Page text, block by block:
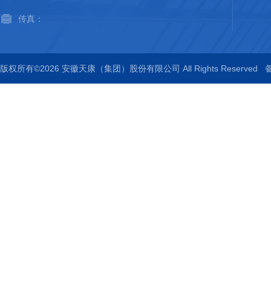
传真：
版权所有©2026 安徽天康（集团）股份有限公司 All Rights Reserved